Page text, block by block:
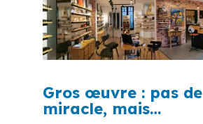
Gros œuvre : pas de
miracle, mais…